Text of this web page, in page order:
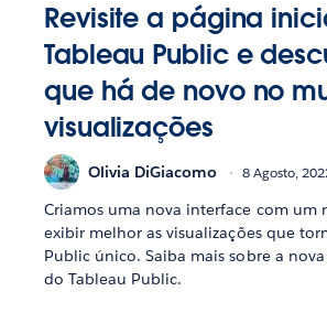
Revisite a página
Tableau Public e
que há de novo no
visualizações
Olivia DiGiacomo 8 Agosto,
Criamos uma nova interface com um
exibir melhor as visualizações que
Public único. Saiba mais sobre a
do Tableau Public.